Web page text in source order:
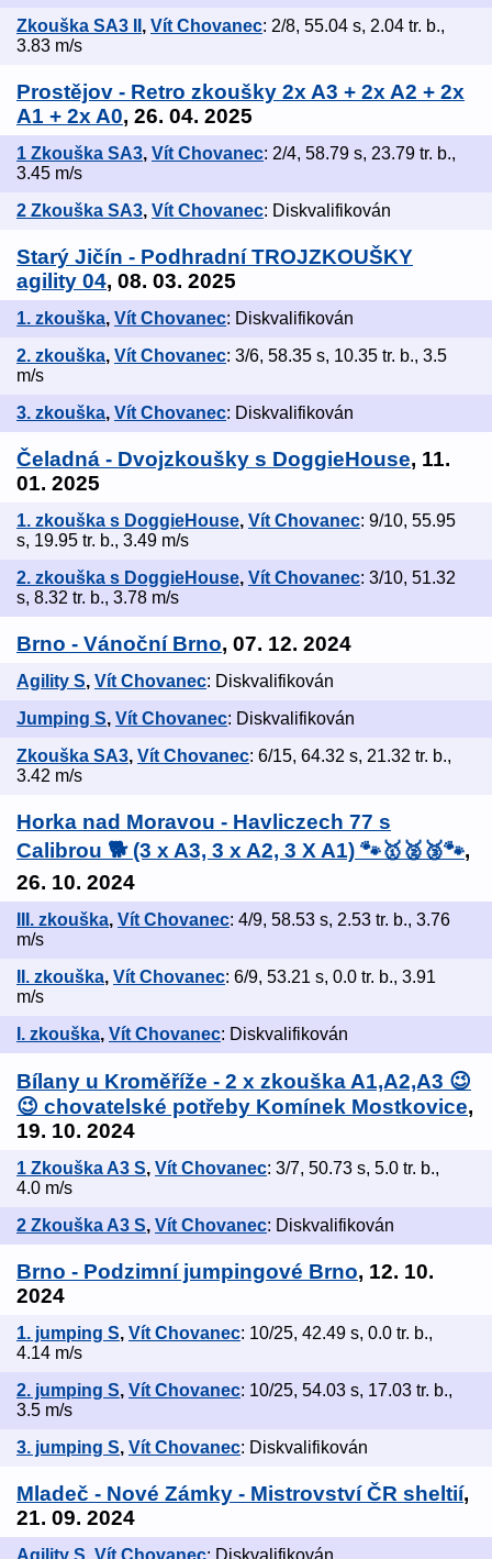
Zkouška SA3 II , Vít Chovanec: 2/8, 55.04 s, 2.04 tr. b.,
3.83 m/s
Prostějov - Retro zkoušky 2x A3 + 2x A2 + 2x
A1 + 2x A0, 26. 04. 2025
1 Zkouška SA3, Vít Chovanec: 2/4, 58.79 s, 23.79 tr. b.,
3.45 m/s
2 Zkouška SA3, Vít Chovanec: Diskvalifikován
Starý Jičín - Podhradní TROJZKOUŠKY
agility 04, 08. 03. 2025
1. zkouška, Vít Chovanec: Diskvalifikován
2. zkouška, Vít Chovanec: 3/6, 58.35 s, 10.35 tr. b., 3.5
m/s
3. zkouška, Vít Chovanec: Diskvalifikován
Čeladná - Dvojzkoušky s DoggieHouse, 11.
01. 2025
1. zkouška s DoggieHouse, Vít Chovanec: 9/10, 55.95
s, 19.95 tr. b., 3.49 m/s
2. zkouška s DoggieHouse, Vít Chovanec: 3/10, 51.32
s, 8.32 tr. b., 3.78 m/s
Brno - Vánoční Brno, 07. 12. 2024
Agility S, Vít Chovanec: Diskvalifikován
Jumping S, Vít Chovanec: Diskvalifikován
Zkouška SA3, Vít Chovanec: 6/15, 64.32 s, 21.32 tr. b.,
3.42 m/s
Horka nad Moravou - Havliczech 77 s
Calibrou 🐕 (3 x A3, 3 x A2, 3 X A1) 🐾🥇🥈🥉🐾,
26. 10. 2024
III. zkouška, Vít Chovanec: 4/9, 58.53 s, 2.53 tr. b., 3.76
m/s
II. zkouška, Vít Chovanec: 6/9, 53.21 s, 0.0 tr. b., 3.91
m/s
I. zkouška, Vít Chovanec: Diskvalifikován
Bílany u Kroměříže - 2 x zkouška A1,A2,A3 😉
😉 chovatelské potřeby Komínek Mostkovice,
19. 10. 2024
1 Zkouška A3 S, Vít Chovanec: 3/7, 50.73 s, 5.0 tr. b.,
4.0 m/s
2 Zkouška A3 S, Vít Chovanec: Diskvalifikován
Brno - Podzimní jumpingové Brno, 12. 10.
2024
1. jumping S, Vít Chovanec: 10/25, 42.49 s, 0.0 tr. b.,
4.14 m/s
2. jumping S, Vít Chovanec: 10/25, 54.03 s, 17.03 tr. b.,
3.5 m/s
3. jumping S, Vít Chovanec: Diskvalifikován
Mladeč - Nové Zámky - Mistrovství ČR sheltií,
21. 09. 2024